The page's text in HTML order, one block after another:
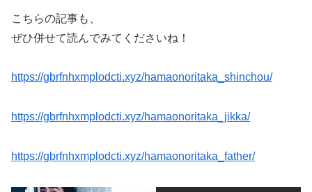
こちらの記事も、
ぜひ併せて読んでみてくださいね！
https://gbrfnhxmplodcti.xyz/hamaonoritaka_shinchou/
https://gbrfnhxmplodcti.xyz/hamaonoritaka_jikka/
https://gbrfnhxmplodcti.xyz/hamaonoritaka_father/